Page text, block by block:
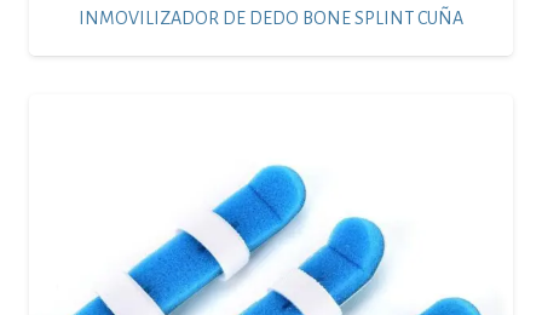
INMOVILIZADOR DE DEDO BONE SPLINT CUÑA